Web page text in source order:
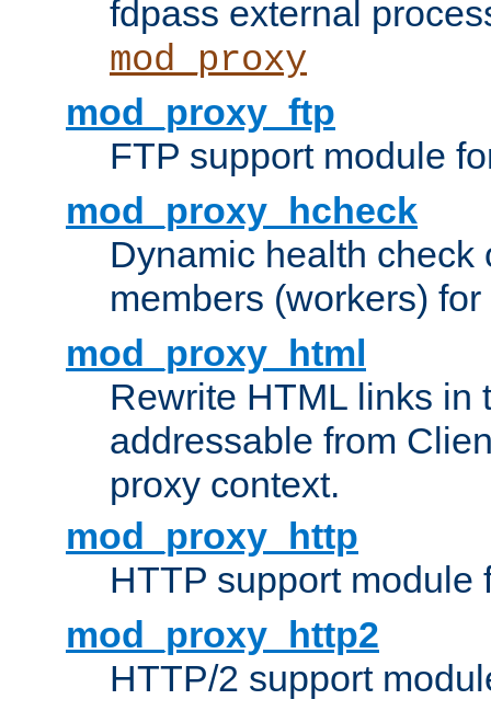
fdpass external
mod_proxy
mod_proxy_ftp
FTP support module
mod_proxy_hcheck
Dynamic health check
members (workers) for
mod_proxy_html
Rewrite HTML links in
addressable from
proxy context.
mod_proxy_http
HTTP support module
mod_proxy_http2
HTTP/2 support